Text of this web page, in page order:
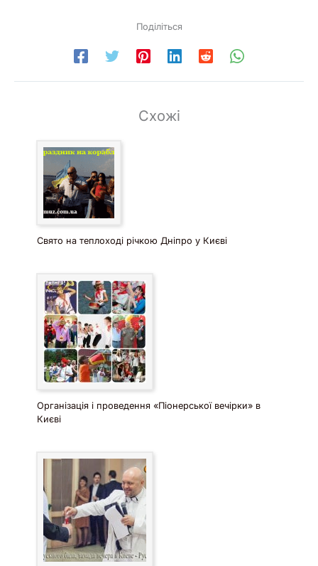
Поділіться
Схожі
Свято на теплоході річкою Дніпро у Києві
Організація і проведення «Піонерської вечірки» в
Києві